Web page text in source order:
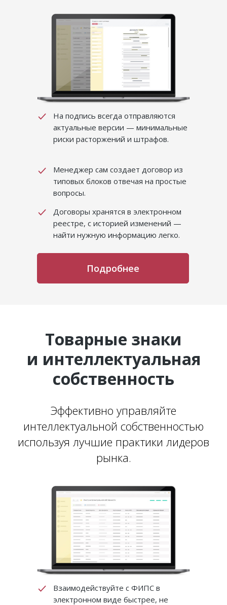
На подпись всегда отправляются
актуальные вер­сии — мини­мальные
риски расторжений и штрафов.
Подробнее
Менеджер сам создает договор из
типовых блоков отвечая на простые
вопросы.
Договоры хранятся в электронном
реестре, с историей изменений —
найти нужную информацию легко.
Товарные знаки
и интеллектуаль­ная
собственность
Эффективно управляйте
интеллектуальной собственностью
используя лучшие практики лидеров
рынка.
Взаимодействуйте с ФИПС в
электронном виде быстрее, не